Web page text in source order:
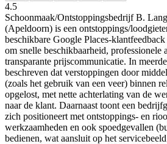
4.5
Schoonmaak/Ontstoppingsbedrijf B.
(Apeldoorn) is een ontstoppings/
beschikbare Google Places-
om snelle beschikbaarheid, professionele
transparante prijscommunicatie. In
beschreven dat verstoppingen door
(zoals het gebruik van een veer) binnen
opgelost, met nette achterlating van de
naar de klant. Daarnaast toont een
zich positioneert met ontstoppings- en
werkzaamheden en ook spoedgevallen
bedienen, wat aansluit op het